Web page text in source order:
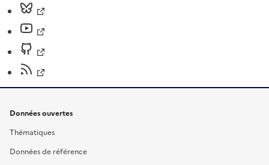
Données ouvertes
Thématiques
Données de référence